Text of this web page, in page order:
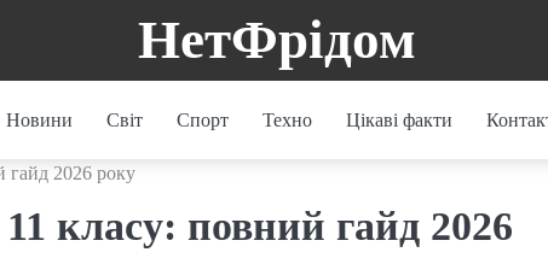
НетФрідом
Новини Світ Спорт Техно Цікаві факти
гайд 2026 року
класу: повний гайд 2026